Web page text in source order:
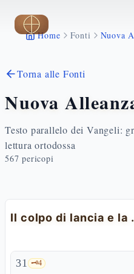
Vai al contenuto principale
Home Fonti Nuova
Torna alle Fonti
Nuova
Testo parallelo dei Vangeli:
lettura ortodossa
567 pericopi
Il
31 🗝️4